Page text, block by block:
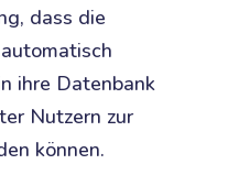
dass die
ihre Datenbank
Nutzern zur
können.